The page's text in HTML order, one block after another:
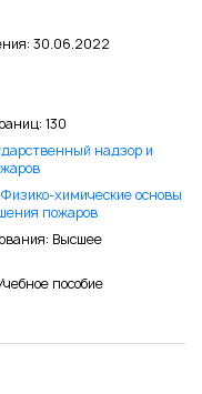
30.06.2022
130
надзор и
Физико-химические основы
пожаров
Высшее
пособие